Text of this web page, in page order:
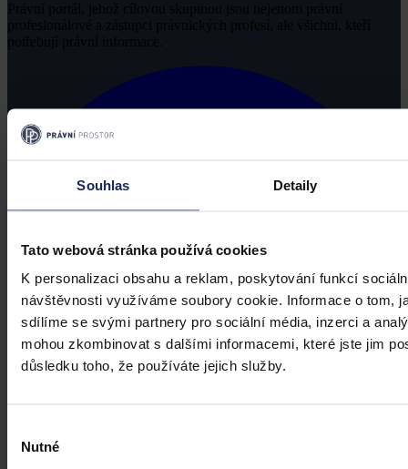
Souhlas Detaily
Tato webová stránka používá cookies
K personalizaci obsahu a reklam, poskytování funkcí
návštěvnosti využíváme soubory cookie. Informace o tom,
sdílíme se svými partnery pro sociální média, inzerci a
mohou zkombinovat s dalšími informacemi, které jste jim
důsledku toho, že používáte jejich služby.
souhlasu
Nutné